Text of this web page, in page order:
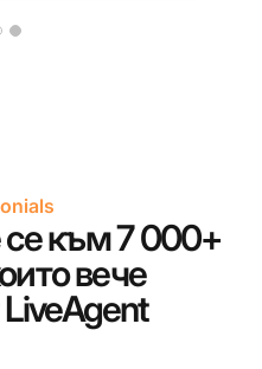
към 7 000+
вече